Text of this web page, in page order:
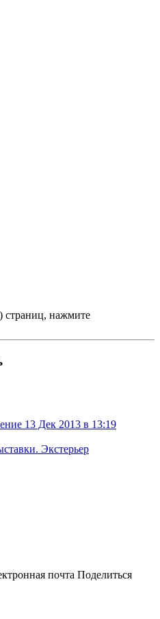
страниц, нажмите
13 Дек 2013 в 13:19
Экстерьер
почта Поделиться